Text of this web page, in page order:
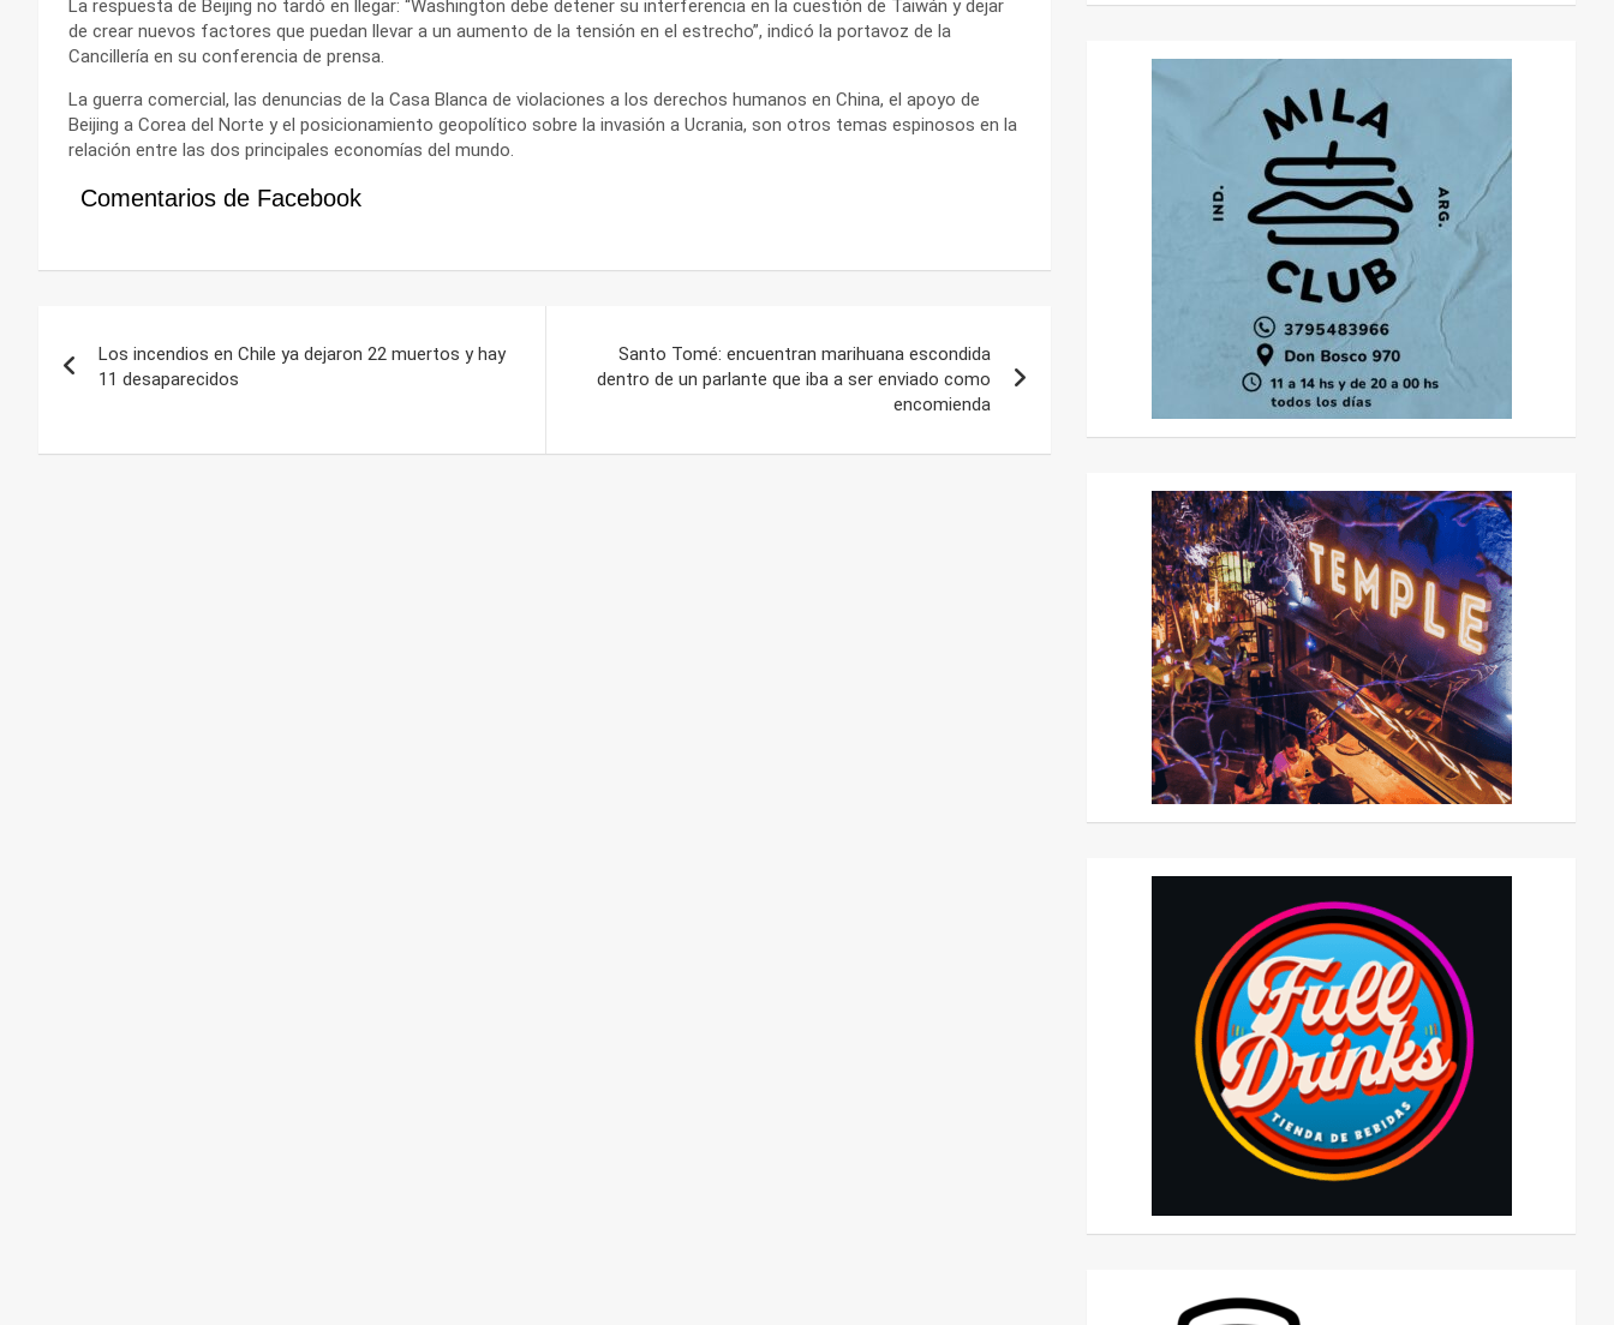
La respuesta de Beijing no tardó en llegar: “Washington debe detener su interferencia en la cuestión de Taiwán y dejar
de crear nuevos factores que puedan llevar a un aumento de la tensión en el estrecho”, indicó la portavoz de la
Cancillería en su conferencia de prensa.
La guerra comercial, las denuncias de la Casa Blanca de violaciones a los derechos humanos en China, el apoyo de
Beijing a Corea del Norte y el posicionamiento geopolítico sobre la invasión a Ucrania, son otros temas espinosos en la
relación entre las dos principales economías del mundo.
Comentarios de Facebook
de
Los incendios en Chile ya dejaron 22 muertos y hay
11 desaparecidos
Santo Tomé: encuentran marihuana escondida
dentro de un parlante que iba a ser enviado como
encomienda